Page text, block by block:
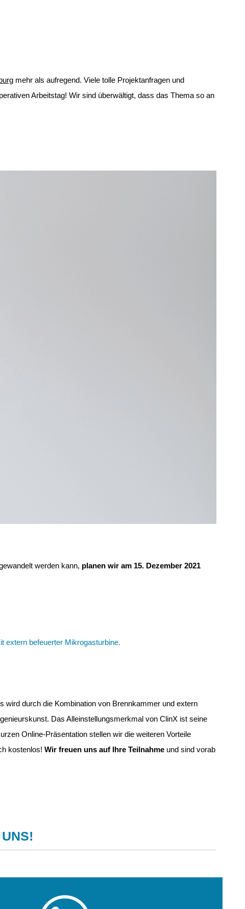
mehr als aufregend. Viele tolle Projektanfragen und
Arbeitstag! Wir sind überwältigt, dass das Thema so an
werden kann, planen wir am 15. Dezember 2021
extern befeuerter Mikrogasturbine.
wird durch die Kombination von Brennkammer und extern
Das Alleinstellungsmerkmal von ClinX ist seine
Online-Präsentation stellen wir die weiteren Vorteile
kostenlos! Wir freuen uns auf Ihre Teilnahmeund sind vorab